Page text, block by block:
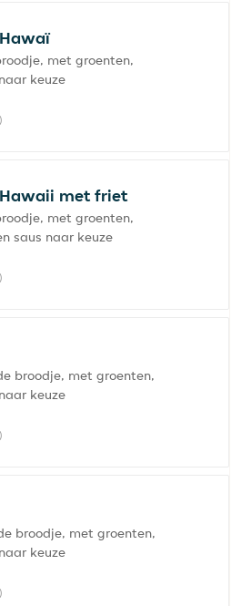
met groenten,
keuze
met friet
met groenten,
saus naar keuze
broodje, met groenten,
keuze
broodje, met groenten,
keuze